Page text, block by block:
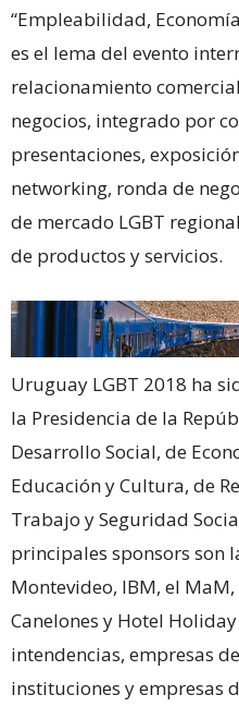
“Empleabilidad,
es el lema del evento
relacionamiento
negocios, integrado por
presentaciones,
networking, ronda de
de mercado LGBT
de productos y servicios.
Uruguay LGBT 2018 ha
la Presidencia de la
Desarrollo Social, de
Educación y Cultura, de
Trabajo y Seguridad
principales sponsors son
Montevideo, IBM, el
Canelones y Hotel
intendencias, empresas
instituciones y empresas